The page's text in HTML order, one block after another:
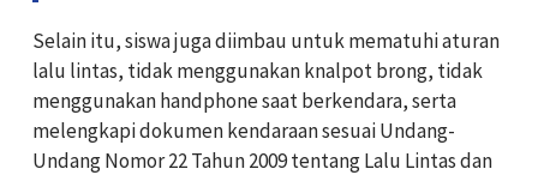
Selain itu, siswa juga diimbau untuk mematuhi aturan
lalu lintas, tidak menggunakan knalpot brong, tidak
menggunakan handphone saat berkendara, serta
melengkapi dokumen kendaraan sesuai Undang-
Undang Nomor 22 Tahun 2009 tentang Lalu Lintas dan